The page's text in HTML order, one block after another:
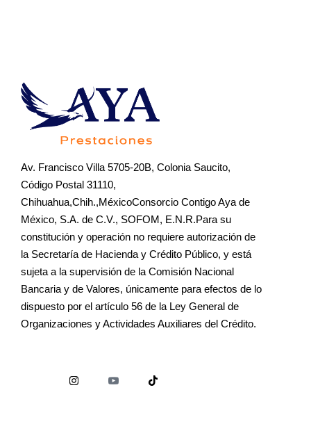
Av. Francisco Villa 5705-20B, Colonia Saucito,
Código Postal 31110,
Chihuahua,Chih.,MéxicoConsorcio Contigo Aya de
México, S.A. de C.V., SOFOM, E.N.R.Para su
constitución y operación no requiere autorización de
la Secretaría de Hacienda y Crédito Público, y está
sujeta a la supervisión de la Comisión Nacional
Bancaria y de Valores, únicamente para efectos de lo
dispuesto por el artículo 56 de la Ley General de
Organizaciones y Actividades Auxiliares del Crédito.